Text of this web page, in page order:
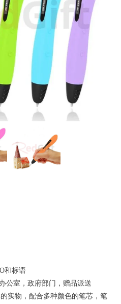
和标语
公室，政府部门，赠品派送
实物，配合多种颜色的笔芯，笔